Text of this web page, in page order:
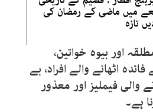
میں ماضی کے رمضان کی
تازہ
اور بیوہ خواتین،
اٹھانے والے افراد، بے
والی فیملیز اور معذور
ہے۔